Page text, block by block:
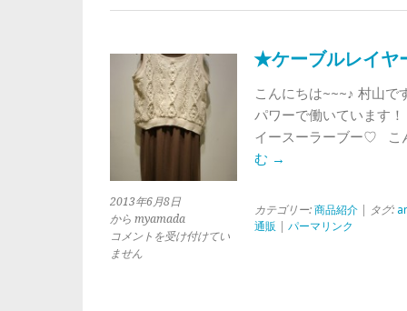
ン
上
げ
て
く
2013年6月8日
から myamada
★
ケ
コメントを受け付けてい
ません
★ケーブルレイヤ
こんにちは~~~♪ 村山
パワーで働いています
イースーラーブー♡ こ
む →
カテゴリー: 商品紹介| タグ:
通販
パーマリンク